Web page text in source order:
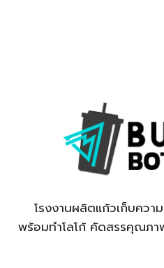
โรงงานผลิตแก้วเก็บควา
พร้อมทำโลโก้ คัดสรรคุณภา